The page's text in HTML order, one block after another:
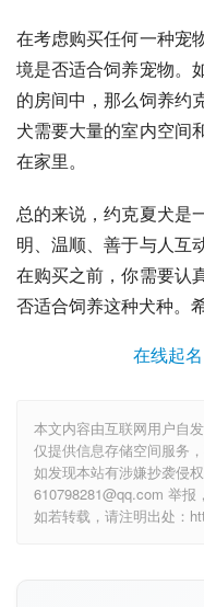
在考虑购买任何一种宠
境是否适合饲养宠物。
的房间中，那么饲养约
犬需要大量的室内空间
在家里。
总的来说，约克夏犬是
明、温顺、善于与人互
在购买之前，你需要认
否适合饲养这种犬种。
在线起
本文内容由互联网用户自
仅提供信息存储空间服务
如发现本站有涉嫌抄袭侵
610798281@qq.com 举报
如若转载，请注明出处：